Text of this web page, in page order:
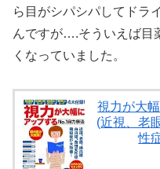
ら目がシパシパしてドラ
んですが….そういえば目
くなっていました。
視力が大
(近視、老
性